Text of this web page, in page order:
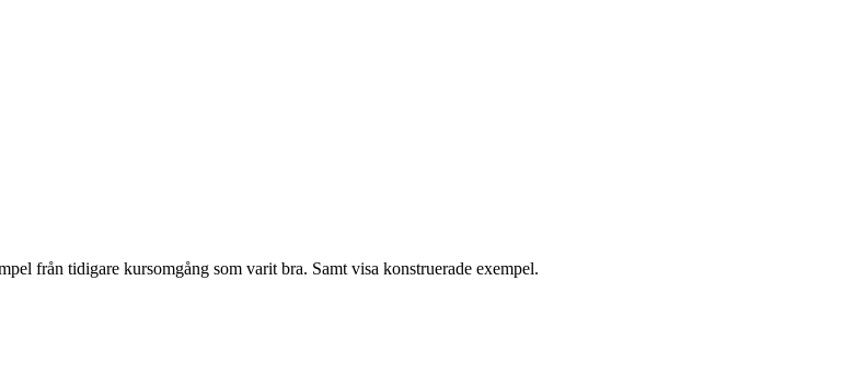
från tidigare kursomgång som varit bra. Samt visa konstruerade exempel.